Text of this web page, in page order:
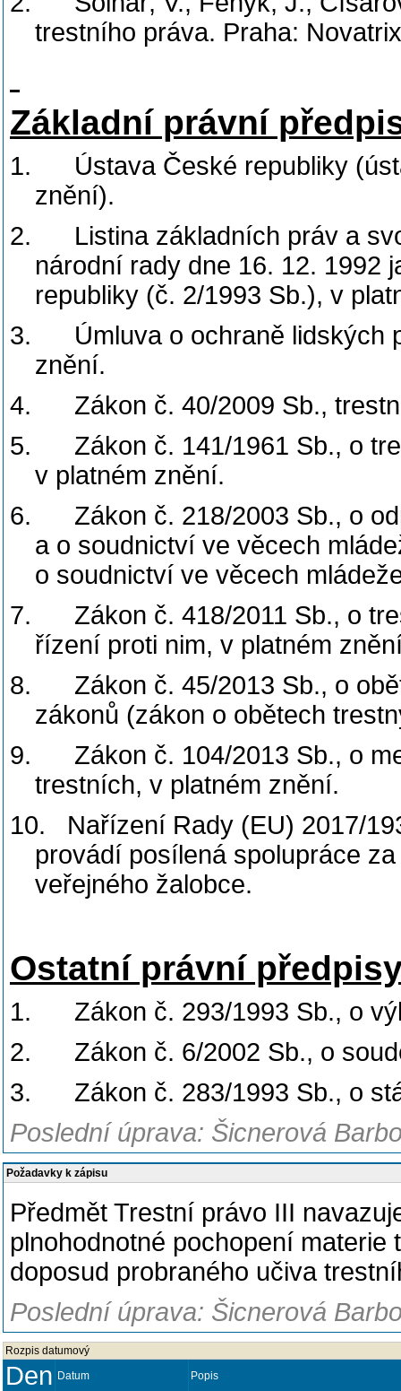
trestního práva. Praha:
Základní právní
1.
Ústava České republiky
znění).
2.
Listina základních práv a
národní rady dne 16. 12. 1992
republiky (č. 2/1993 Sb.), v
3.
Úmluva o ochraně lidských
znění.
4.
Zákon č. 40/2009 Sb.,
5.
Zákon č. 141/1961 Sb., o
v platném znění.
6.
Zákon č. 218/2003 Sb., o
a o soudnictví ve věcech
o soudnictví ve věcech
7.
Zákon č. 418/2011 Sb., o
řízení proti nim, v platném
8.
Zákon č. 45/2013 Sb., o
zákonů (zákon o obětech
9.
Zákon č. 104/2013 Sb., o
trestních, v platném znění.
10.
Nařízení Rady (EU) 2017/
provádí posílená spolupráce
veřejného žalobce.
Ostatní právní
1.
Zákon č. 293/1993 Sb., o
2.
Zákon č. 6/2002 Sb., o
3.
Zákon č. 283/1993 Sb., o
Poslední úprava: Šicnerová
Požadavky k zápisu
Předmět Trestní právo III
plnohodnotné pochopení
doposud probraného učiva
Poslední úprava: Šicnerová
Rozpis datumový
Den Datum Popis